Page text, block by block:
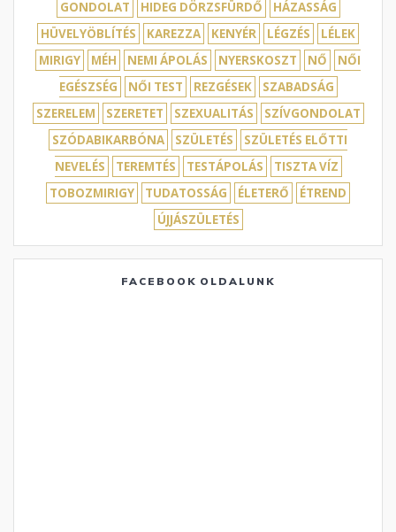
GONDOLAT
HIDEG DÖRZSFÜRDŐ
HÁZASSÁG
HÜVELYÖBLÍTÉS
KAREZZA KENYÉR LÉGZÉS
LÉLEK
MIRIGY
MÉH NEMI ÁPOLÁS NYERSKOSZT NŐ
NŐI
EGÉSZSÉG
NŐI TEST REZGÉSEK
SZABADSÁG
SZERELEM
SZERETET SZEXUALITÁS
SZÍVGONDOLAT
SZÓDABIKARBÓNA
SZÜLETÉS
SZÜLETÉS ELŐTTI
NEVELÉS
TEREMTÉS TESTÁPOLÁS
TISZTA VÍZ
TOBOZMIRIGY
TUDATOSSÁG ÉLETERŐ
ÉTREND
ÚJJÁSZÜLETÉS
FACEBOOK OLDALUNK